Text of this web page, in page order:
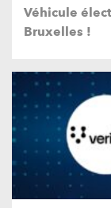
Véhicule
Bruxelles !